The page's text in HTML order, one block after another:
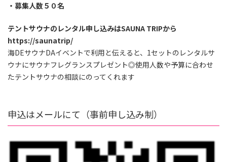
・募集人数５０名
テントサウナのレンタル申し込みはSAUNA TRIPから
https://saunatrip/
海DEサウナDAイベントで利用と伝えると、1セットのレンタルサ
ウナにサウナフレグランスプレゼント◎使用人数や予算に合わせ
たテントサウナの相談にのってくれます
申込はメールにて（事前申し込み制）